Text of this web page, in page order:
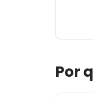
Por